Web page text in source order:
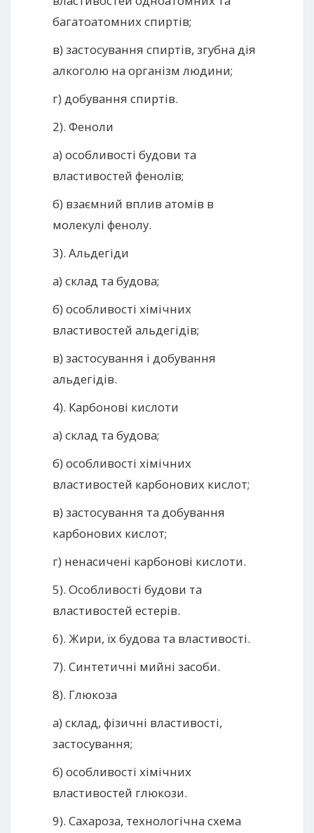
багатоатомних спиртів;
в) застосування спиртів, згубна дія
алкоголю на організм людини;
г) добування спиртів.
2). Феноли
а) особливості будови та
властивостей фенолів;
б) взаємний вплив атомів в
молекулі фенолу.
3). Альдегіди
а) склад та будова;
б) особливості хімічних
властивостей альдегідів;
в) застосування і добування
альдегідів.
4). Карбонові кислоти
а) склад та будова;
б) особливості хімічних
властивостей карбонових кислот;
в) застосування та добування
карбонових кислот;
г) ненасичені карбонові кислоти.
5). Особливості будови та
властивостей естерів.
6). Жири, їх будова та властивості.
7). Синтетичні мийні засоби.
8). Глюкоза
а) склад, фізичні властивості,
застосування;
б) особливості хімічних
властивостей глюкози.
9). Сахароза, технологічна схема